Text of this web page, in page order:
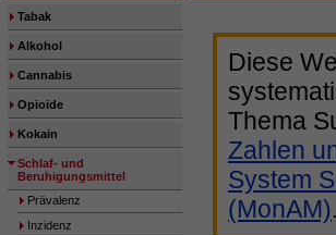
Tabak
Alkohol
Cannabis
Opioide
Kokain
Schlaf- und
Beruhigungsmittel
Prävalenz
Inzidenz
Diese
Thema
Zahlen
System
(MonAM).